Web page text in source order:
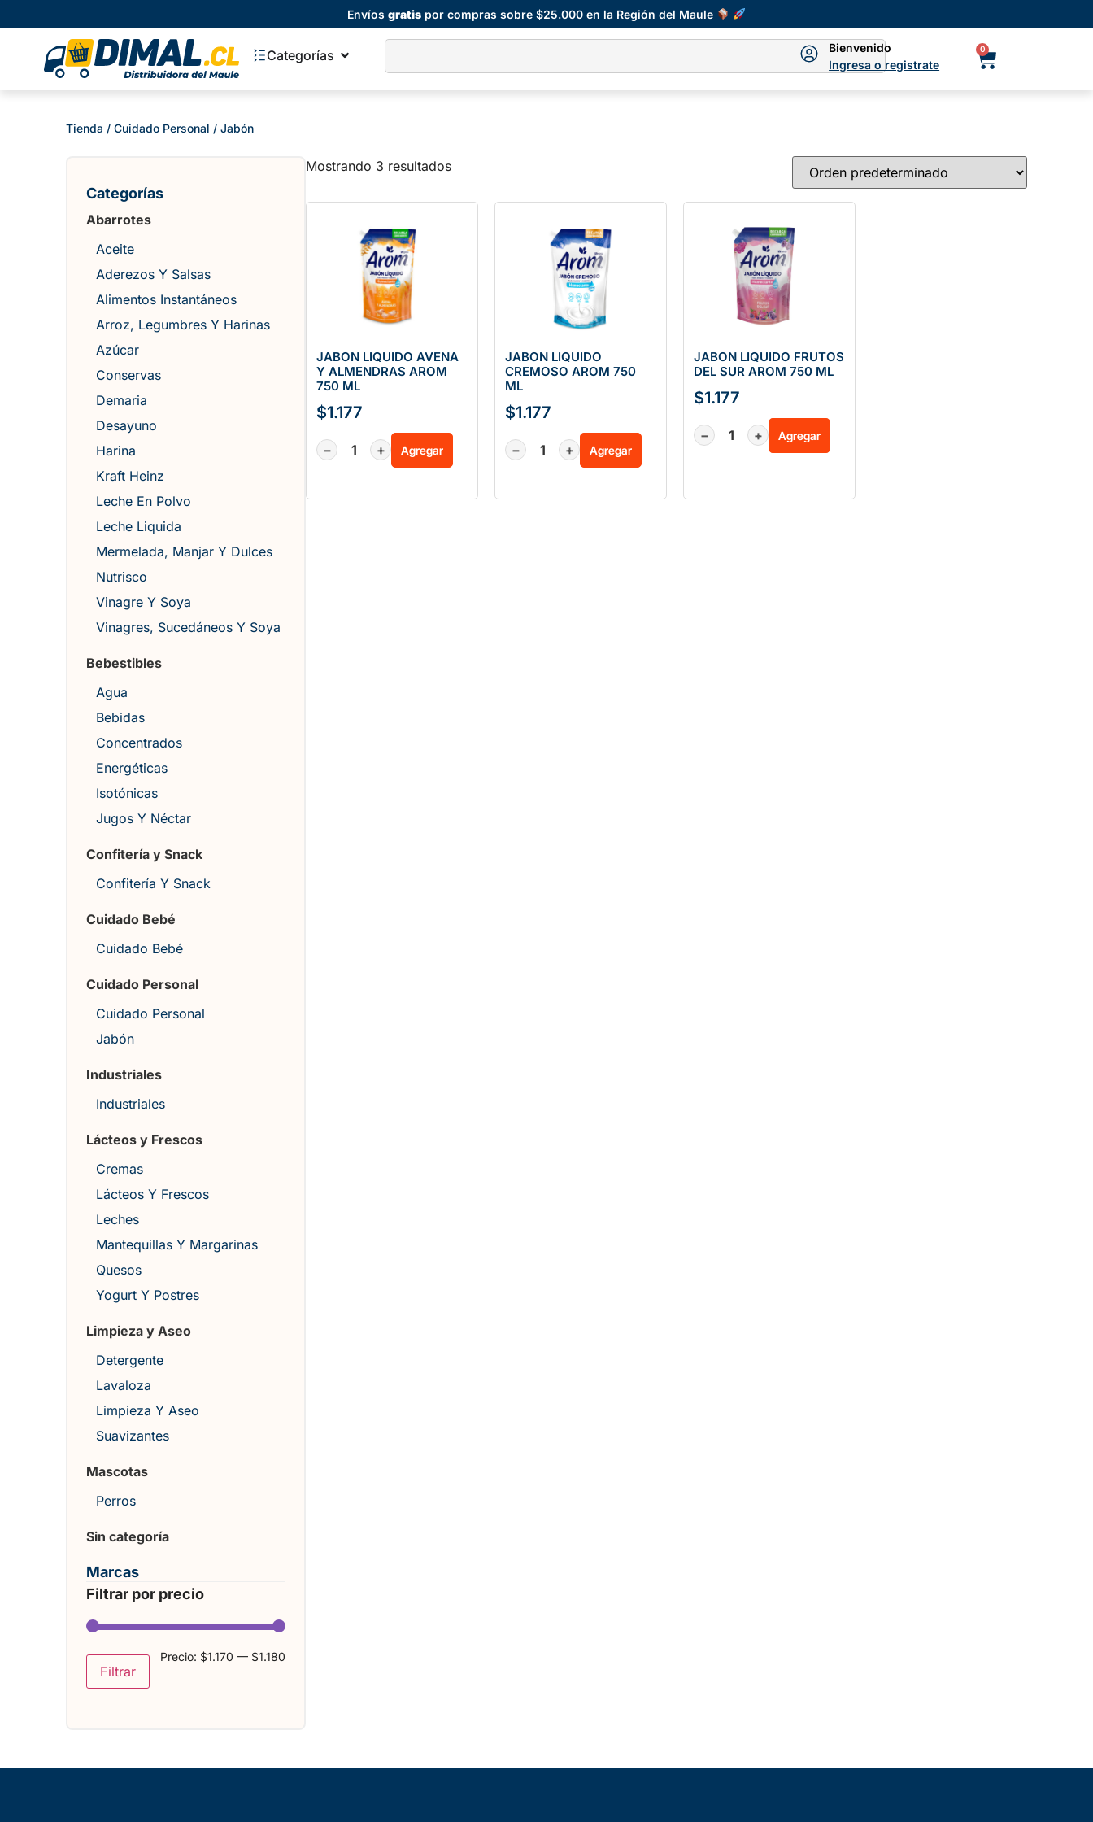
Envíosgratis por compras sobre $25.000 en la Región del Maule
Categorías
Bienvenido
Ingresa o registrate
0
Tienda / Cuidado Personal / Jabón
Categorías
Abarrotes
Aceite
Aderezos Y Salsas
Alimentos Instantáneos
Arroz, Legumbres Y Harinas
Azúcar
Conservas
Demaria
Desayuno
Harina
Kraft Heinz
Leche En Polvo
Leche Liquida
Mermelada, Manjar Y Dulces
Nutrisco
Vinagre Y Soya
Vinagres, Sucedáneos Y Soya
Bebestibles
Agua
Bebidas
Concentrados
Energéticas
Isotónicas
Jugos Y Néctar
Confitería y Snack
Confitería Y Snack
Cuidado Bebé
Cuidado Bebé
Cuidado Personal
Cuidado Personal
Jabón
Industriales
Industriales
Lácteos y Frescos
Cremas
Lácteos Y Frescos
Leches
Mantequillas Y Margarinas
Quesos
Yogurt Y Postres
Limpieza y Aseo
Detergente
Lavaloza
Limpieza Y Aseo
Suavizantes
Mascotas
Perros
Sin categoría
Marcas
Filtrar por precio
Filtrar
Precio: $1.170 — $1.180
Mostrando 3 resultados
JABON LIQUIDO AVENA
Y ALMENDRAS AROM
750 ML
$1.177
− + Agregar
JABON LIQUIDO
CREMOSO AROM 750
ML
$1.177
− + Agregar
JABON LIQUIDO FRUTOS
DEL SUR AROM 750 ML
$1.177
− + Agregar